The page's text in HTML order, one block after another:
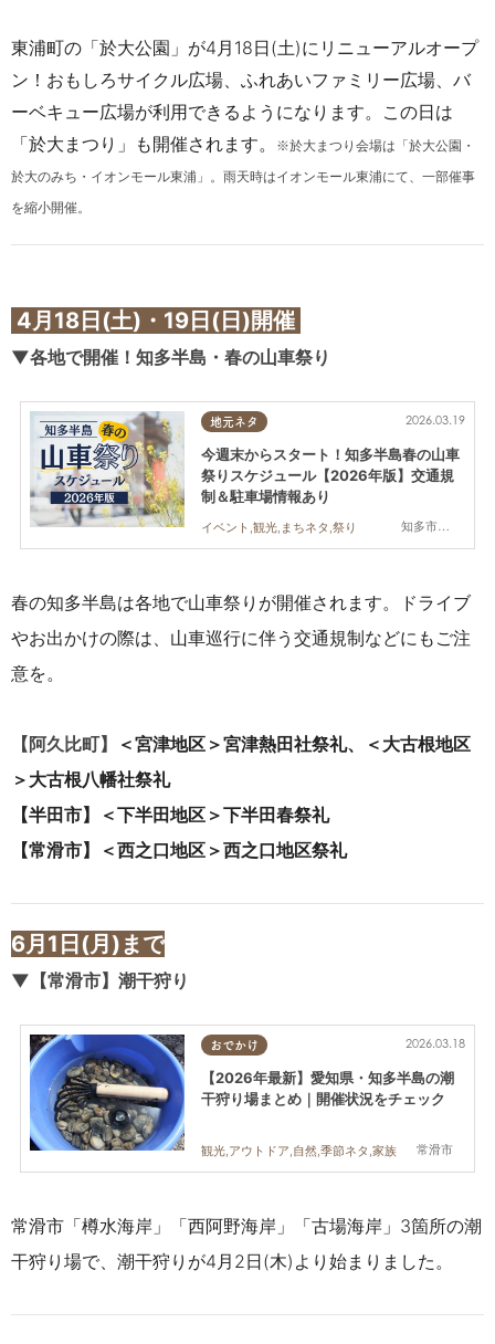
東浦町の「於大公園」が4月18日(土)にリニューアルオープ
ン！おもしろサイクル広場、ふれあいファミリー広場、バ
ーベキュー広場が利用できるようになります。この日は
「於大まつり」も開催されます。
※於大まつり会場は「於大公園・
於大のみち・イオンモール東浦」。雨天時はイオンモール東浦にて、一部催事
を縮小開催。
4月18日(土)・19日(日)開催
▼各地で開催！知多半島・春の山車祭り
地元ネタ
知多市,阿久比町,半田市,常滑市,武豊町,美浜町,南知多町
2026.03.19
今週末からスタート！知多半島春の山車
祭りスケジュール【2026年版】交通規
制＆駐車場情報あり
イベント,観光,まちネタ,祭り
春の知多半島は各地で山車祭りが開催されます。ドライブ
やお出かけの際は、山車巡行に伴う交通規制などにもご注
意を。
【阿久比町】 ＜宮津地区＞宮津熱田社祭礼、
＜大古根地区
＞ 大古根八幡社祭礼
【半田市】
＜下半田地区 ＞下半田春祭礼
【常滑市】
＜西之口地区＞西之口地区祭礼
6月1日(月)まで
▼【常滑市】潮干狩り
おでかけ
常滑市
2026.03.18
【2026年最新】愛知県・知多半島の潮
干狩り場まとめ｜開催状況をチェック
観光,アウトドア,自然,季節ネタ,家族
常滑市 「樽水海岸」「西阿野海岸」「古場海岸」 3箇所の潮
干狩り場で、潮干狩りが4月2日(木)より始まりました。